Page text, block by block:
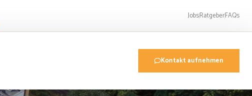
JobsRatgeberFAQs
Kontakt aufnehmen